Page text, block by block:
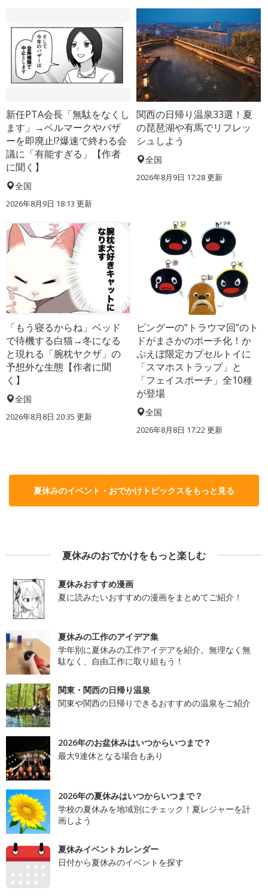
新任PTA会長「無駄をなくし
ます」→ベルマークやバザ
ーを即廃止!?爆速で終わる会
議に「有能すぎる」【作者
に聞く】
全国
2026年8月9日 18:13 更新
関西の日帰り温泉33選！夏
の琵琶湖や有馬でリフレッ
シュしよう
全国
2026年8月9日 17:28更新
「もう寝るからね」ベッド
で待機する白猫→冬になる
と現れる「腕枕ヤクザ」の
予想外な生態【作者に聞
く】
全国
2026年8月8日 20:35 更新
ピングーの“トラウマ回”のト
ドがまさかのポーチ化！か
ぷえぼ限定カプセルトイに
「スマホストラップ」と
「フェイスポーチ」全10種
が登場
全国
2026年8月8日 17:22更新
夏休みのイベント・おでかけトピックスをもっと見る
夏休みのおでかけをもっと楽しむ
夏休みおすすめ漫画
夏に読みたいおすすめの漫画をまとめてご紹介！
夏休みの工作のアイデア集
学年別に夏休みの工作アイデアを紹介。無理なく無
駄なく、自由工作に取り組もう！
関東・関西の日帰り温泉
関東や関西の日帰りできるおすすめの温泉をご紹介
2026年のお盆休みはいつからいつまで？
最大9連休となる場合もあり
2026年の夏休みはいつからいつまで？
学校の夏休みを地域別にチェック！夏レジャーを計
画しよう
夏休みイベントカレンダー
日付から夏休みのイベントを探す